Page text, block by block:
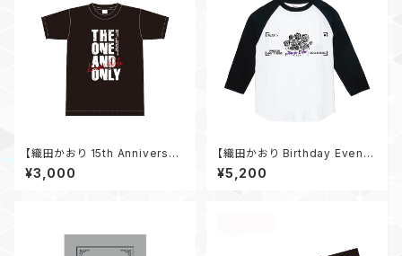
【織田かおり 15th Anniversar
y SOLO LIVE 〜THE ONE A
ND ONLY〜】 Tシャツ
¥3,000
【織田かおり Birthday Event
2025 〜I'm back!!〜】 ラグラ
ンTシャツ
¥5,200